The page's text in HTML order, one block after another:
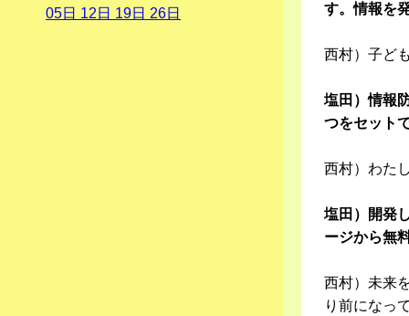
す。情報を
西村）子ど
塩田）情報
つをセット
西村）わた
塩田）開発
ージから無
西村）未来
り前になっ
05日 12 日 19日 26日